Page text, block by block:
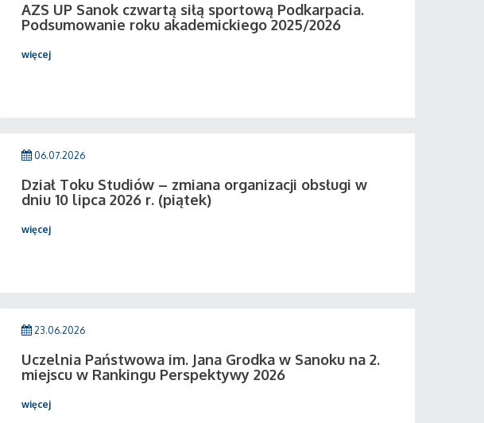
AZS UP Sanok czwartą siłą sportową Podkarpacia.
Podsumowanie roku akademickiego 2025/2026
więcej
06.07.2026
Dział Toku Studiów – zmiana organizacji obsługi w
dniu 10 lipca 2026 r. (piątek)
więcej
23.06.2026
Uczelnia Państwowa im. Jana Grodka w Sanoku na 2.
miejscu w Rankingu Perspektywy 2026
więcej